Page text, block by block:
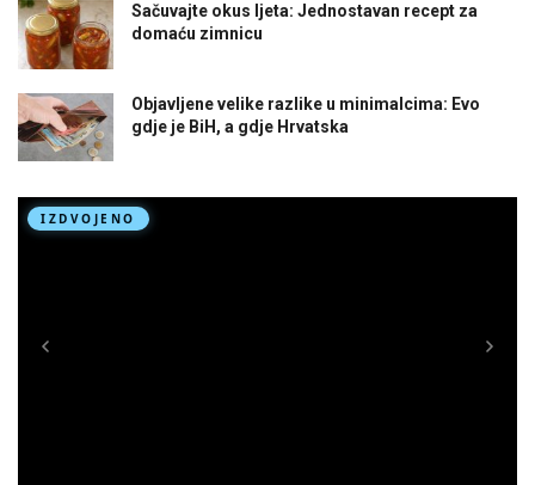
Sačuvajte okus ljeta: Jednostavan recept za
domaću zimnicu
Objavljene velike razlike u minimalcima: Evo
gdje je BiH, a gdje Hrvatska